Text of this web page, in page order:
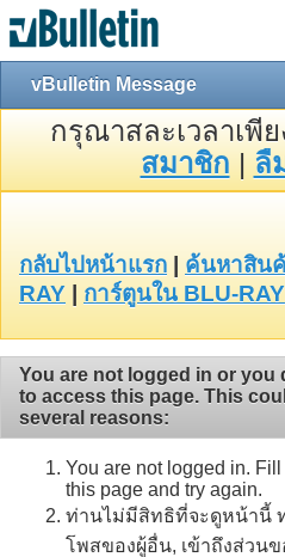
vBulletin Message
กรุณาสละเวลาเพี
สมาชิก | ลื
กลับไปหน้าแรก ค้นหาสิน
RAY
การ์ตูนใน BLU-RAY
You are not logged in or you
to access this page. This
several reasons:
You are not logged in.
this page and try again.
ท่านไม่มีสิทธิที่จะดูหน้านี้
โพสของผู้อื่น, เข้าถึงส่วน